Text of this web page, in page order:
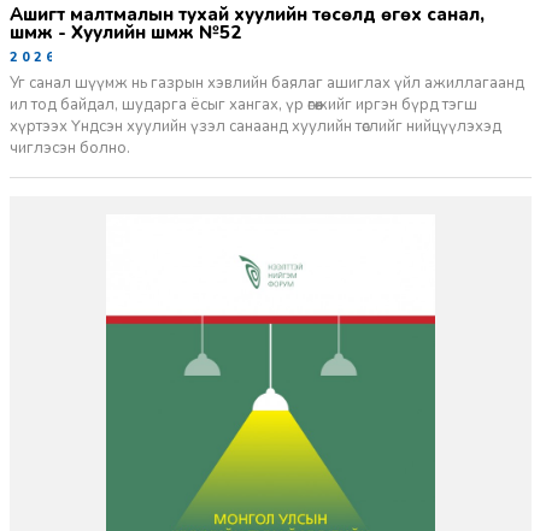
Ашигт малтмалын тухай хуулийн төсөлд өгөх санал,
шүүмж - Хуулийн шүүмж №52
2026-06-29
Уг санал шүүмж нь газрын хэвлийн баялаг ашиглах үйл ажиллагаанд
ил тод байдал, шударга ёсыг хангах, үр өгөөжийг иргэн бүрд тэгш
хүртээх Үндсэн хуулийн үзэл санаанд хуулийн төслийг нийцүүлэхэд
чиглэсэн болно.